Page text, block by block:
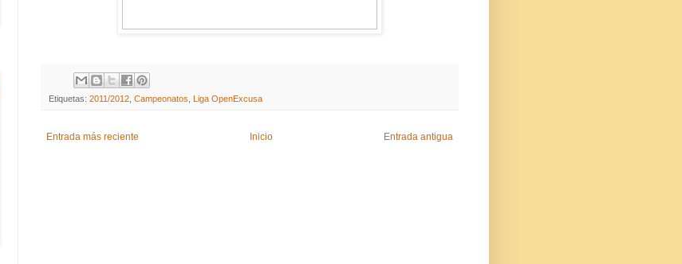
Etiquetas: 2011/2012 Campeonatos Liga OpenExcusa
Entrada más reciente Entrada antigua
Inicio